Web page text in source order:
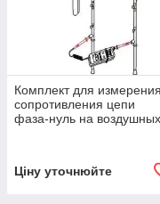
Комплект для измерения
сопротивления цепи
фаза-нуль на воздушных
Ціну уточнюйте